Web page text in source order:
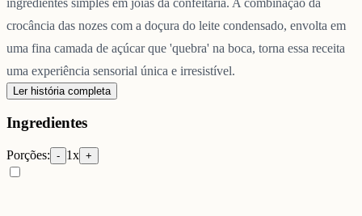
crocância das nozes com a doçura do leite condensado, envolta em
uma fina camada de açúcar que 'quebra' na boca, torna essa receita
uma experiência sensorial única e irresistível.
Ler história completa
Ingredientes
Porções: - 1x +